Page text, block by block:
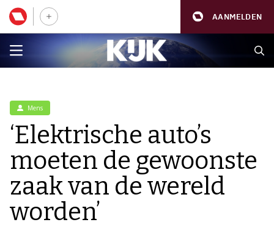
AANMELDEN
Mens
‘Elektrische auto’s
moeten de gewoonste
zaak van de wereld
worden’